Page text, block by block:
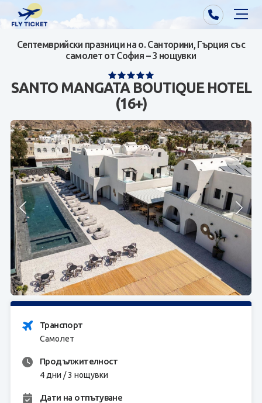
Почивки от Варна
Почивки от София/Пловдив/Бургас
Самолетни билети
Визи
Контакти
За нас
ЗАПИТВАНЕ
Септемврийски празници на о. Санторини, Гърция със
самолет от София – 3 нощувки
SANTO MANGATA BOUTIQUE HOTEL
(16+)
Транспорт
Самолет
Продължителност
4 дни / 3 нощувки
Дати на отпътуване